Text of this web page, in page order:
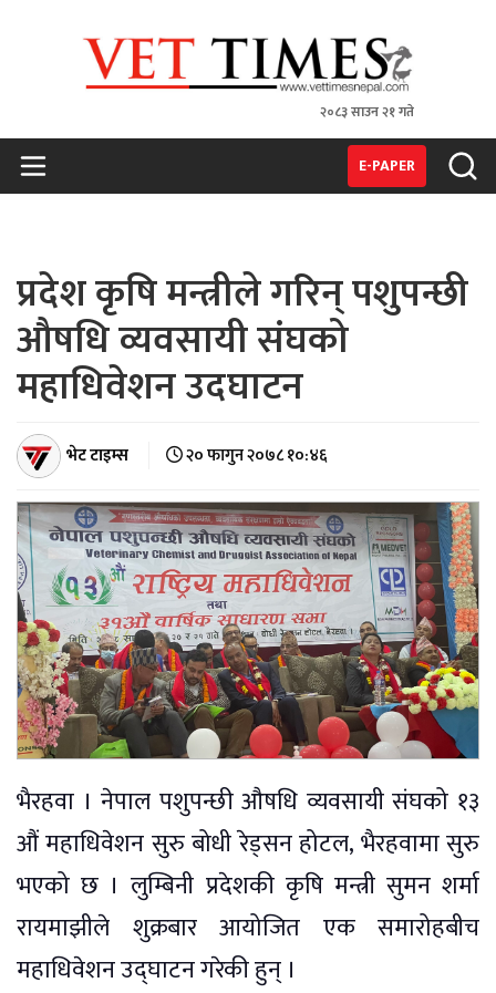
२०८३ साउन २१ गते
E-PAPER
प्रदेश कृषि मन्त्रीले गरिन् पशुपन्छी
औषधि व्यवसायी संघको
महाधिवेशन उदघाटन
भेट टाइम्स २० फागुन २०७८ १०:४६
भैरहवा । नेपाल पशुपन्छी औषधि व्यवसायी संघको १३
औं महाधिवेशन सुरु बोधी रेड्सन होटल, भैरहवामा सुरु
भएको छ । लुम्बिनी प्रदेशकी कृषि मन्त्री सुमन शर्मा
रायमाझीले शुक्रबार आयोजित एक समारोहबीच
महाधिवेशन उद्घाटन गरेकी हुन् ।